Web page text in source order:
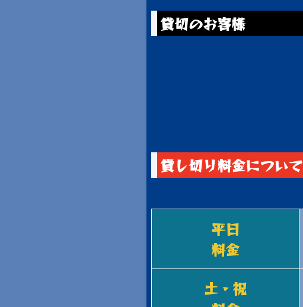
貸切のお客様
貸し切り料金について
平日
料金
土・祝